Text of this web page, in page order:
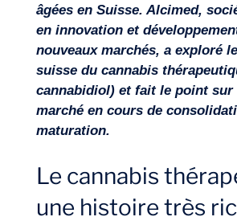
Missions
âgées en Suisse. Alcimed,
en innovation et
nouveaux marchés, a exploré
suisse du cannabis
cannabidiol) et fait le point sur
marché en cours de
maturation.
Le cannabis
une histoire très